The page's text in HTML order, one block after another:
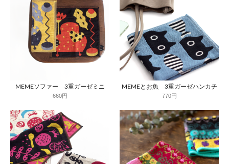
MEMEソファー 3重ガーゼミニ
660円
MEMEとお魚 3重ガーゼハンカチ
770円